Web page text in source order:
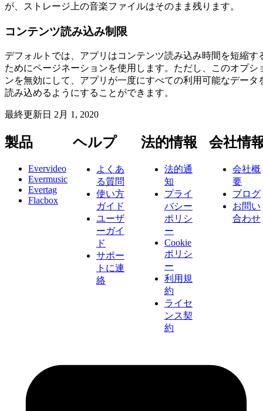
が、ストレージ上の音楽ファイルはそのまま残ります。
コンテンツ読み込み制限
デフォルトでは、アプリはコンテンツ読み込み時間を短縮す
ためにページネーションを使用します。ただし、このオプシ
ンを無効にして、アプリが一度にすべての利用可能なデータ
読み込めるようにすることができます。
最終更新日 2月 1, 2020
製品
Evervideo
Evermusic
Evertag
Flacbox
ヘルプ
よくあ
る質問
使い方
ガイド
ユーザ
ーガイ
ド
サポー
トに連
絡
法的情報
法的通
知
プライ
バシー
ポリシ
ー
Cookie
ポリシ
ー
利用規
約
ライセ
ンス契
約
会社情
会社概
要
ブログ
お問い
合わせ